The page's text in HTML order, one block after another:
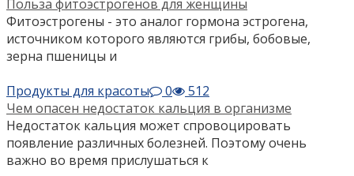
Польза фитоэстрогенов для женщины
Фитоэстрогены - это аналог гормона эстрогена,
источником которого являются грибы, бобовые,
зерна пшеницы и
Продукты для красоты
0
512
Чем опасен недостаток кальция в организме
Недостаток кальция может спровоцировать
появление различных болезней. Поэтому очень
важно во время прислушаться к